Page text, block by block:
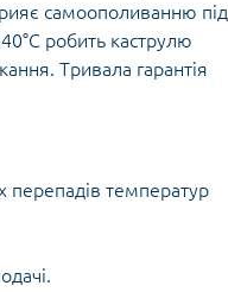
самоополиванню під
робить каструлю
Тривала гарантія
перепадів температур